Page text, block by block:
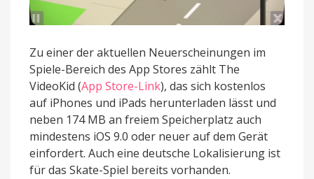
Zu einer der aktuellen Neuerscheinungen im
Spiele-Bereich des App Stores zählt The
VideoKid (App Store-Link), das sich kostenlos
auf iPhones und iPads herunterladen lässt und
neben 174 MB an freiem Speicherplatz auch
mindestens iOS 9.0 oder neuer auf dem Gerät
einfordert. Auch eine deutsche Lokalisierung ist
für das Skate-Spiel bereits vorhanden.